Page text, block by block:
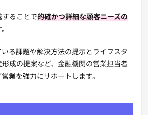
することで的確かつ詳細な顧客ニーズの
いる課題や解決方法の提示とライフスタ
形成の提案など、金融機関の営業担当者
業を強力にサポートします。